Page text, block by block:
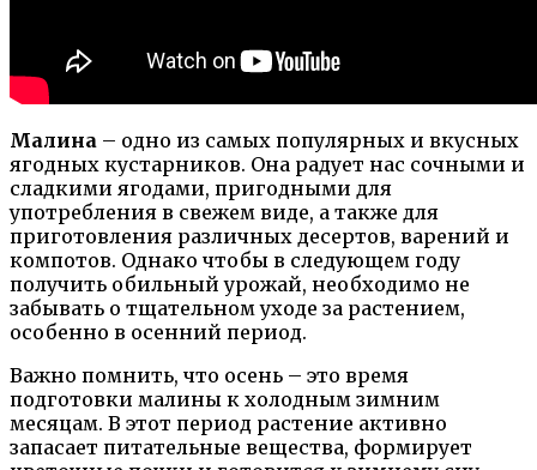
Малина – одно из самых популярных и вкусных
ягодных кустарников. Она радует нас сочными и
сладкими ягодами, пригодными для
употребления в свежем виде, а также для
приготовления различных десертов, варений и
компотов. Однако чтобы в следующем году
получить обильный урожай, необходимо не
забывать о тщательном уходе за растением,
особенно в осенний период.
Важно помнить, что осень – это время
подготовки малины к холодным зимним
месяцам. В этот период растение активно
запасает питательные вещества, формирует